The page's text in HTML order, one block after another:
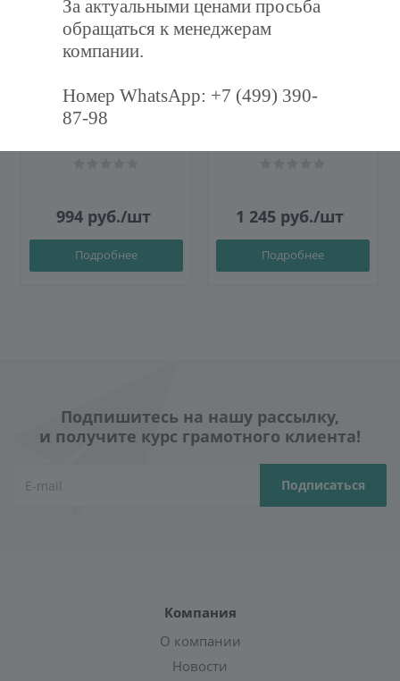
Фильтр воздушный
карманный ФВК-287-592-
994руб./шт
Подробнее
1 245 руб./шт
Подробнее
Подпишитесь на нашу рассылку,
и получите курс грамотного клиента!
Компания
О компании
Новости
За актуальными ценами просьба
обращаться к менеджерам
компании.
Номер WhatsApp: +7 (499) 390-
87-98